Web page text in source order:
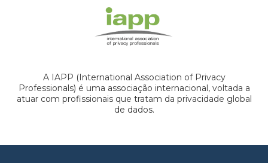
A IAPP (International Association of Privacy
Professionals) é uma associação internacional, voltada a
atuar com profissionais que tratam da privacidade global
de dados.